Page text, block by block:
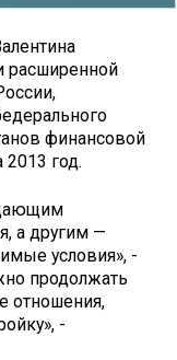
расширенной
финансовой
год.
а другим —
условия», -
продолжать
отношения,
-